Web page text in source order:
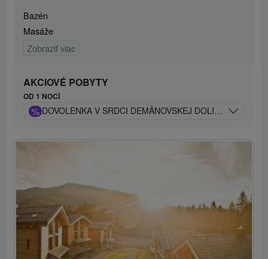
Bazén
Masáže
Zobraziť viac
AKCIOVÉ POBYTY
OD 1 NOCÍ
% DOVOLENKA V SRDCI DEMÄNOVSKEJ DOLINY S